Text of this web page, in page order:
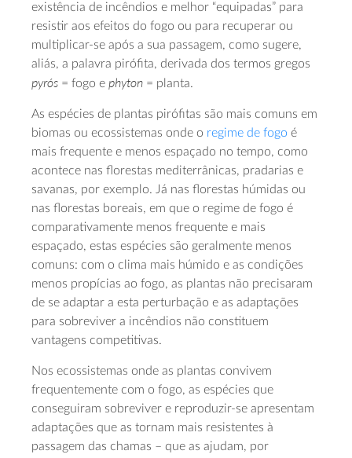
existência de incêndios e melhor “equipadas” para
resistir aos efeitos do fogo ou para recuperar ou
multiplicar-se após a sua passagem, como sugere,
aliás, a palavra pirófita, derivada dos termos gregos
pyrós = fogo e phyton = planta.
As espécies de plantas pirófitas são mais comuns em
biomas ou ecossistemas onde o regime de fogo é
mais frequente e menos espaçado no tempo, como
acontece nas florestas mediterrânicas, pradarias e
savanas, por exemplo. Já nas florestas húmidas ou
nas florestas boreais, em que o regime de fogo é
comparativamente menos frequente e mais
espaçado, estas espécies são geralmente menos
comuns: com o clima mais húmido e as condições
menos propícias ao fogo, as plantas não precisaram
de se adaptar a esta perturbação e as adaptações
para sobreviver a incêndios não constituem
vantagens competitivas.
Nos ecossistemas onde as plantas convivem
frequentemente com o fogo, as espécies que
conseguiram sobreviver e reproduzir-se apresentam
adaptações que as tornam mais resistentes à
passagem das chamas – que as ajudam, por